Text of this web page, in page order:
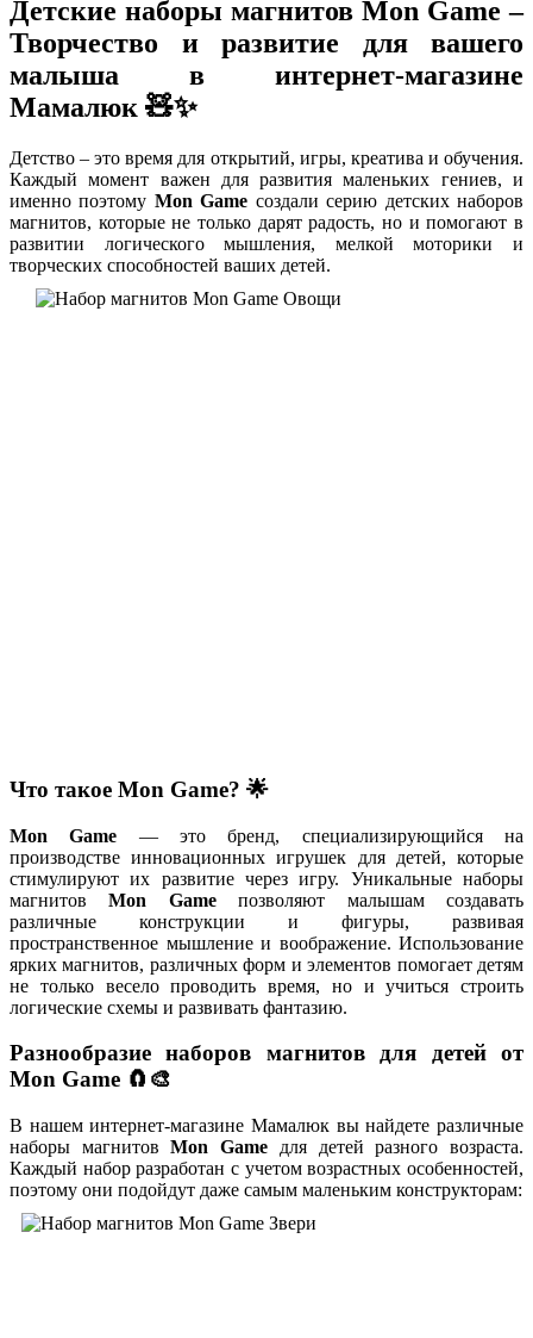
Детские наборы магнитов Mon Game –
Творчество и развитие для вашего
малыша в интернет-магазине
Мамалюк 🧸✨
Детство – это время для открытий, игры, креатива и обучения.
Каждый момент важен для развития маленьких гениев, и
именно поэтому Mon Game создали серию детских наборов
магнитов, которые не только дарят радость, но и помогают в
развитии логического мышления, мелкой моторики и
творческих способностей ваших детей.
Что такое Mon Game? 🌟
Mon Game — это бренд, специализирующийся на
производстве инновационных игрушек для детей, которые
стимулируют их развитие через игру. Уникальные наборы
магнитовMon Gameпозволяют малышам создавать
различные конструкции и фигуры, развивая
пространственное мышление и воображение. Использование
ярких магнитов, различных форм и элементов помогает детям
не только весело проводить время, но и учиться строить
логические схемы и развивать фантазию.
Разнообразие наборов магнитов для детей от
Mon Game 🧲🎨
В нашем интернет-магазине Мамалюк вы найдете различные
наборы магнитовMon Game для детей разного возраста.
Каждый набор разработан с учетом возрастных особенностей,
поэтому они подойдут даже самым маленьким конструкторам: